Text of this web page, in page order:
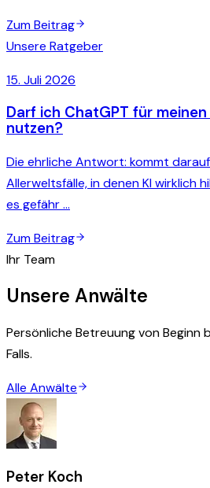
Zum Beitrag
Unsere Ratgeber
15. Juli 2026
Darf ich ChatGPT für
nutzen?
Die ehrliche Antwort: kommt darauf
Allerweltsfälle, in denen KI wirklich
es gefähr …
Zum Beitrag
Ihr Team
Unsere Anwälte
Persönliche Betreuung von Beginn
Falls.
Alle Anwälte
Peter Koch